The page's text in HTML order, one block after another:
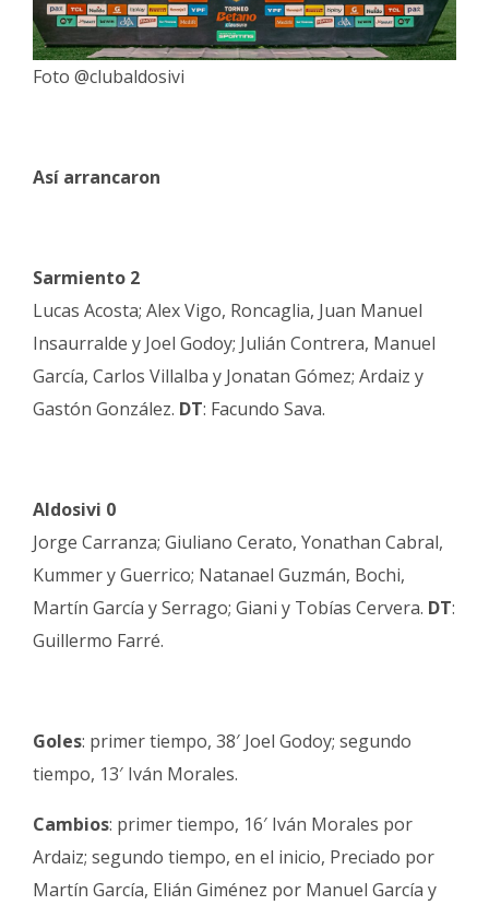
Foto @clubaldosivi
Así arrancaron
Sarmiento 2
Lucas Acosta; Alex Vigo, Roncaglia, Juan Manuel
Insaurralde y Joel Godoy; Julián Contrera, Manuel
García, Carlos Villalba y Jonatan Gómez; Ardaiz y
Gastón González. DT: Facundo Sava.
Aldosivi 0
Jorge Carranza; Giuliano Cerato, Yonathan Cabral,
Kummer y Guerrico; Natanael Guzmán, Bochi,
Martín García y Serrago; Giani y Tobías Cervera. DT:
Guillermo Farré.
Goles: primer tiempo, 38′ Joel Godoy; segundo
tiempo, 13′ Iván Morales.
Cambios: primer tiempo, 16′ Iván Morales por
Ardaiz; segundo tiempo, en el inicio, Preciado por
Martín García, Elián Giménez por Manuel García y